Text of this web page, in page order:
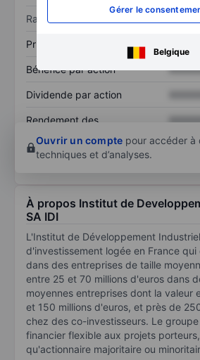
Gérer le
Belgique
Ratios
Prix / ventes
Bénéfice par action
Dividende par action
Rendement des
Ouvrir un compte pour accéder à
techniques et d’analyses.
À propos Institut de
SA IDI
L'Institut de Développement
d'investissement logée en France
dans des entreprises de taille
entre 25 et 70 millions d'euros dans
moyennes entreprises dont la valeur
et 150 millions d'euros, et près de
chez des co-investisseurs. Le
financier flexible aux projets
qu'actionnaire majoritaire ou